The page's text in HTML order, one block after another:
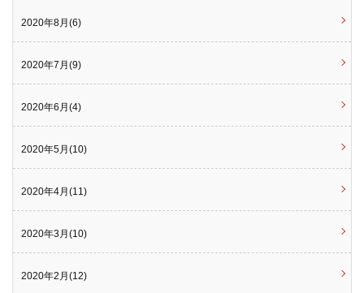
2020年8月(6)
2020年7月(9)
2020年6月(4)
2020年5月(10)
2020年4月(11)
2020年3月(10)
2020年2月(12)